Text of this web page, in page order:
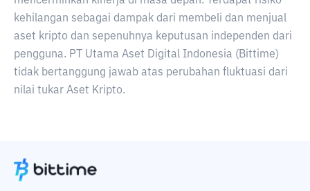
kehilangan sebagai dampak dari membeli dan menjual
aset kripto dan sepenuhnya keputusan independen dari
pengguna. PT Utama Aset Digital Indonesia (Bittime)
tidak bertanggung jawab atas perubahan fluktuasi dari
nilai tukar Aset Kripto.